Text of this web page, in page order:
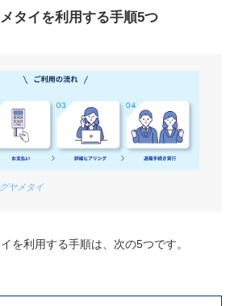
タイを利用する手順5つ
ヤメタイ
を利用する手順は、次の5つです。